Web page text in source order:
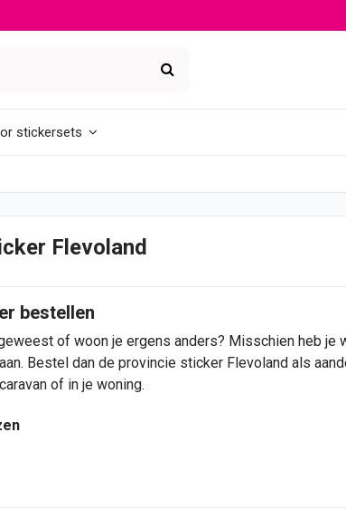
stickersets
Flevoland
bestellen
of woon je ergens anders? Misschien heb je
Bestel dan de provincie stickerFlevoland als
of in je woning.